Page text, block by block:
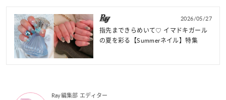
2026/05/27
指先まできらめいて♡ イマドキガール
の夏を彩る【Summerネイル】特集
Ray編集部 エディター